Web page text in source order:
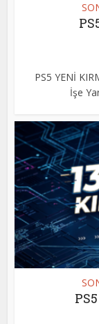
PS5 YENİ
İşe